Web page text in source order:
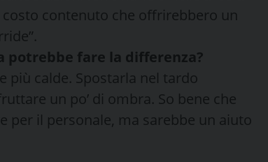
contenuto che offrirebbero un
potrebbe fare la differenza?
più calde. Spostarla nel tardo
un po’ di ombra. So bene che
per il personale, ma sarebbe un aiuto